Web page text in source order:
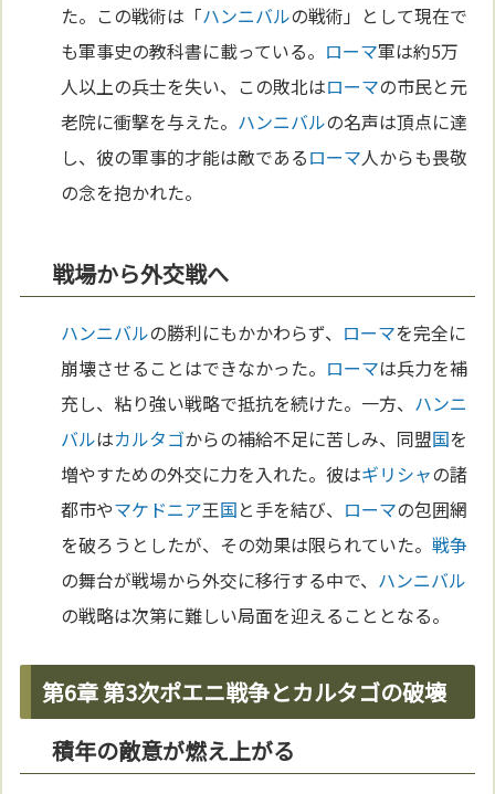
た。この戦術は「ハンニバルの戦術」として現在で
も軍事史の教科書に載っている。 ローマ軍は約5万
人以上の兵士を失い、この敗北はローマの市民と元
老院に衝撃を与えた。 ハンニバルの名声は頂点に達
し、彼の軍事的才能は敵であるローマ人からも畏敬
の念を抱かれた。
戦場から外交戦へ
ハンニバルの勝利にもかかわらず、 ローマを完全に
崩壊させることはできなかった。 ローマは兵力を補
充し、粘り強い戦略で抵抗を続けた。一方、 ハンニ
バルはカルタゴからの補給不足に苦しみ、同盟国を
増やすための外交に力を入れた。彼はギリシャの諸
都市やマケドニア王国と手を結び、 ローマの包囲網
を破ろうとしたが、その効果は限られていた。戦争
の舞台が戦場から外交に移行する中で、 ハンニバル
の戦略は次第に難しい局面を迎えることとなる。
第6章 第3次ポエニ戦争とカルタゴの破壊
積年の敵意が燃え上がる